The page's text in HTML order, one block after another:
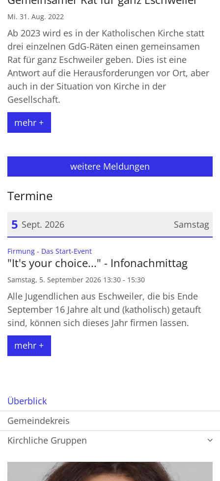
Mi. 31. Aug. 2022
Ab 2023 wird es in der Katholischen Kirche statt
drei einzelnen GdG-Räten einen gemeinsamen
Rat für ganz Eschweiler geben. Dies ist eine
Antwort auf die Herausforderungen vor Ort, aber
auch in der Situation von Kirche in der
Gesellschaft.
mehr +
weitere Meldungen
Termine
Samstag
5 Sept. 2026
Datum: 5. September 2026
Firmung - Das Start-Event:
"It's your choice..." - Infonachmittag
Samstag, 5. September 2026 13:30 - 15:30
Alle Jugendlichen aus Eschweiler, die bis Ende
September 16 Jahre alt und (katholisch) getauft
sind, können sich dieses Jahr firmen lassen.
mehr +
Überblick
Gemeindekreis
Kirchliche Gruppen